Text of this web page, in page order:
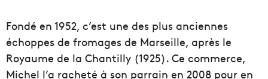
Fondé en 1952, c’est une des plus anciennes
échoppes de fromages de Marseille, après le
Royaume de la Chantilly (1925). Ce commerce,
Michel l’a racheté à son parrain en 2008 pour en